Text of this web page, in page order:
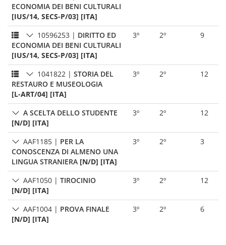
ECONOMIA DEI BENI CULTURALI
[IUS/14, SECS-P/03] [ITA]
10596253 | DIRITTO ED
ECONOMIA DEI BENI CULTURALI
[IUS/14, SECS-P/03] [ITA]
3º 2º 9
1041822 | STORIA DEL
RESTAURO E MUSEOLOGIA
[L-ART/04] [ITA]
3º 2º 12
A SCELTA DELLO STUDENTE
[N/D] [ITA]
3º 2º 12
AAF1185 | PER LA
CONOSCENZA DI ALMENO UNA
LINGUA STRANIERA [N/D] [ITA]
3º 2º 3
AAF1050 | TIROCINIO
[N/D] [ITA]
3º 2º 12
AAF1004 | PROVA FINALE
[N/D] [ITA]
3º 2º 6